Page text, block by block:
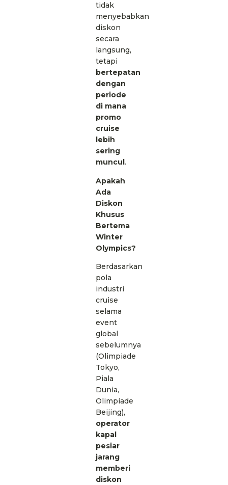
tidak
menyebabkan
diskon
secara
langsung,
tetapi
bertepatan
dengan
periode
di mana
promo
cruise
lebih
sering
muncul.
Apakah
Ada
Diskon
Khusus
Bertema
Winter
Olympics?
Berdasarkan
pola
industri
cruise
selama
event
global
sebelumnya
(Olimpiade
Tokyo,
Piala
Dunia,
Olimpiade
Beijing),
operator
kapal
pesiar
jarang
memberi
diskon